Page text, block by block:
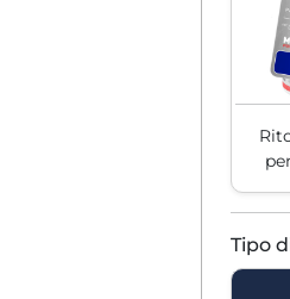
Tipo